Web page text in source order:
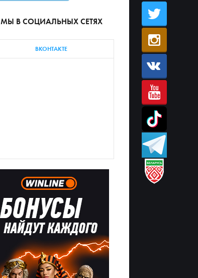
МЫ В СОЦИАЛЬНЫХ СЕТЯХ
ВКОНТАКТЕ